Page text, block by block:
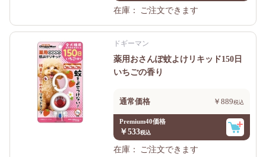
在庫：
ご注文できます
ドギーマン
薬用おさんぽ蚊よけリキッド150日
いちごの香り
通常価格 ￥889
Premium40価格
￥533
在庫：
ご注文できます